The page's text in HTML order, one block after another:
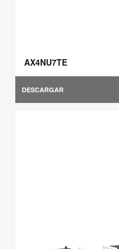
AX4NU7TE
DESCARGAR